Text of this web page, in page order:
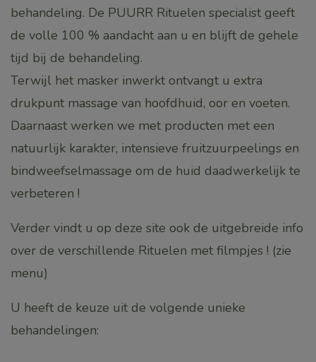
behandeling. De PUURR Rituelen specialist geeft
de volle 100 % aandacht aan u en blijft de gehele
tijd bij de behandeling.
Terwijl het masker inwerkt ontvangt u extra
drukpunt massage van hoofdhuid, oor en voeten.
Daarnaast werken we met producten met een
natuurlijk karakter, intensieve fruitzuurpeelings en
bindweefselmassage om de huid daadwerkelijk te
verbeteren !
Verder vindt u op deze site ook de uitgebreide info
over de verschillende Rituelen met filmpjes ! (zie
menu)
U heeft de keuze uit de volgende unieke
behandelingen: